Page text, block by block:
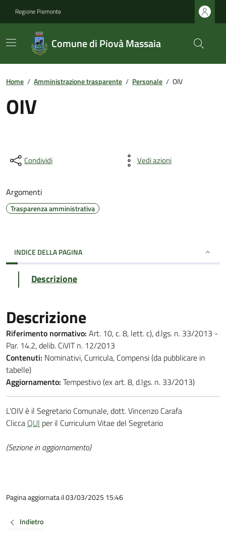
Regione Piemonte
Comune di Piovà Massaia
Home / Amministrazione trasparente / Personale / OIV
OIV
Condividi Vedi azioni
Argomenti
Trasparenza amministrativa
INDICE DELLA PAGINA
Descrizione
Descrizione
Riferimento normativo: Art. 10, c. 8, lett. c), d.lgs. n. 33/2013 -
Par. 14.2, delib. CiVIT n. 12/2013
Contenuti: Nominativi, Curricula, Compensi (da pubblicare in
tabelle)
Aggiornamento: Tempestivo (ex art. 8, d.lgs. n. 33/2013)
L'OIV è il Segretario Comunale, dott. Vincenzo Carafa
Clicca QUI per il Curriculum Vitae del Segretario
(Sezione in aggiornamento)
Pagina aggiornata il 03/03/2025 15:46
Indietro